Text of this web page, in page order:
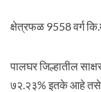
क्षेत्रफळ 9558 वर्ग
पालघर जिल्हातील
७२.२३% इतके आहे